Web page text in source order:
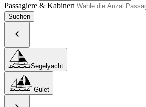
Passagiere & Kabinen
Suchen
Segelyacht
Gulet